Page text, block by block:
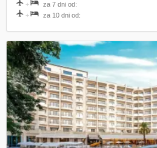
+ za 7 dni od:
+ za 10 dni od: